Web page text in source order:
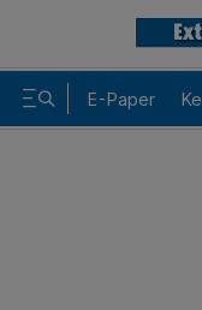
E-Paper